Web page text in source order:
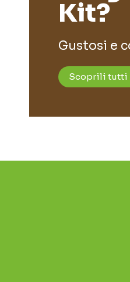
Kit?
Gustosi e
Scoprili tutti